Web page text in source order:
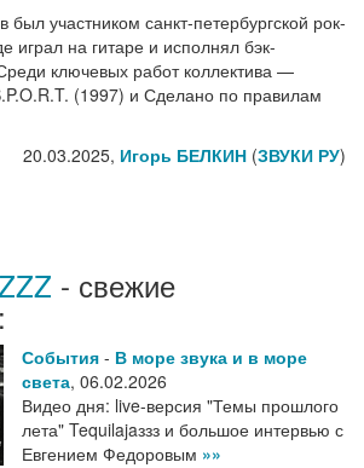
был участником санкт-петербургской рок-
играл на гитаре и исполнял бэк-
ключевых работ коллектива —
(1997) и Сделано по правилам
20.03.2025, Игорь БЕЛКИН (ЗВУКИ РУ)
- свежие
События - В море звука и в море
света, 06.02.2026
Видео дня: live-версия "Темы прошлого
лета" Tequilajaззз и большое интервью с
Евгением Федоровым »»